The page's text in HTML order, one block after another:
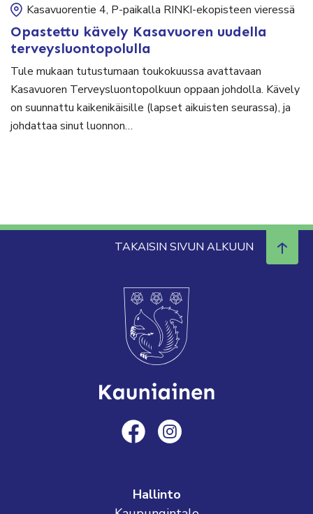
Kasavuorentie 4, P-paikalla RINKI-ekopisteen vieressä
Opastettu kävely Kasavuoren uudella
terveysluontopolulla
Tule mukaan tutustumaan toukokuussa avattavaan
Kasavuoren Terveysluontopolkuun oppaan johdolla. Kävely
on suunnattu kaikenikäisille (lapset aikuisten seurassa), ja
johdattaa sinut luonnon…
TAKAISIN SIVUN ALKUUN
Hallinto